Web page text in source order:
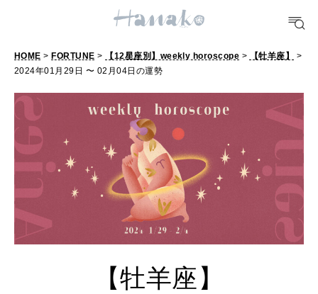
POPULAR TAGS
10 CATEGORIES
FOOD
おいしい
TRAVEL
どこ行く？
FORTUNE
HOME > FORTUNE > 【12星座別】weekly horoscope > 【牡羊座】
>
2024年01月29日 〜 02月04日の運勢
【牡羊座】